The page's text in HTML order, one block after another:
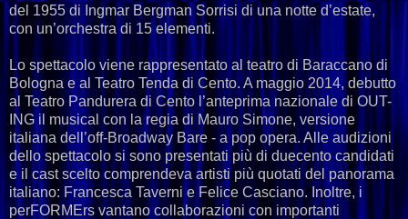
del 1955 di Ingmar Bergman Sorrisi di una notte d’estate,
con un’orchestra di 15 elementi.
Lo spettacolo viene rappresentato al teatro di Baraccano di
Bologna e al Teatro Tenda di Cento. A maggio 2014, debutto
al Teatro Pandurera di Cento l’anteprima nazionale di OUT-
ING il musical con la regia di Mauro Simone, versione
italiana dell’off-Broadway Bare - a pop opera. Alle audizioni
dello spettacolo si sono presentati più di duecento candidati
e il cast scelto comprendeva artisti più quotati del panorama
italiano: Francesca Taverni e Felice Casciano. Inoltre, i
perFORMErs vantano collaborazioni con importanti